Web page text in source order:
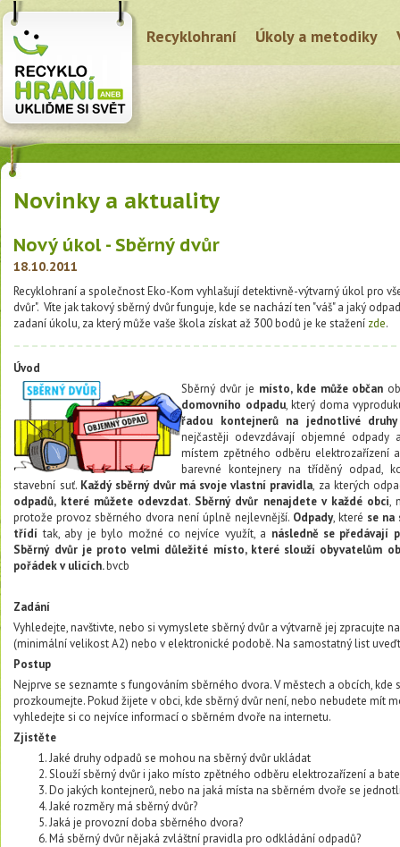
Recyklohraní Úkoly a metodiky
Novinky a aktuality
Nový úkol - Sběrný dvůr
18.10.2011
Recyklohraní a společnost Eko-Kom vyhlašují detektivně-výtvarný úkol pro
dvůr". Víte jak takový sběrný dvůr funguje, kde se nachází ten "váš" a jaký
zadaní úkolu, za který může vaše škola získat až 300 bodů je ke stažení zde.
Úvod
Sběrný dvůr je místo, kde může občan
domovního odpadu, který doma
řadou kontejnerů na jednotlivé
nejčastěji odevzdávají objemné odpady
místem zpětného odběru elektrozařízení
barevné kontejnery na tříděný odpad,
stavební suť. Každý sběrný dvůr má svoje vlastní pravidla, za kterých
odpadů, které můžete odevzdat. Sběrný dvůr nenajdete v každé obci,
protože provoz sběrného dvora není úplně nejlevnější. Odpady, které se na
třídí tak, aby je bylo možné co nejvíce využít, a následně se předávají
Sběrný dvůr je proto velmi důležité místo, které slouží obyvatelům
pořádek v ulicích.bvcb
Zadání
Vyhledejte, navštivte, nebo si vymyslete sběrný dvůr a výtvarně jej zpracujte
(minimální velikost A2) nebo v elektronické podobě. Na samostatný list
Postup
Nejprve se seznamte s fungováním sběrného dvora. V městech a obcích, kde
prozkoumejte. Pokud žijete v obci, kde sběrný dvůr není, nebo nebudete mít
vyhledejte si co nejvíce informací o sběrném dvoře na internetu.
Zjistěte
Jaké druhy odpadů se mohou na sběrný dvůr ukládat
Slouží sběrný dvůr i jako místo zpětného odběru elektrozařízení a
Do jakých kontejnerů, nebo na jaká místa na sběrném dvoře se
Jaké rozměry má sběrný dvůr?
Jaká je provozní doba sběrného dvora?
Má sběrný dvůr nějaká zvláštní pravidla pro odkládání odpadů?